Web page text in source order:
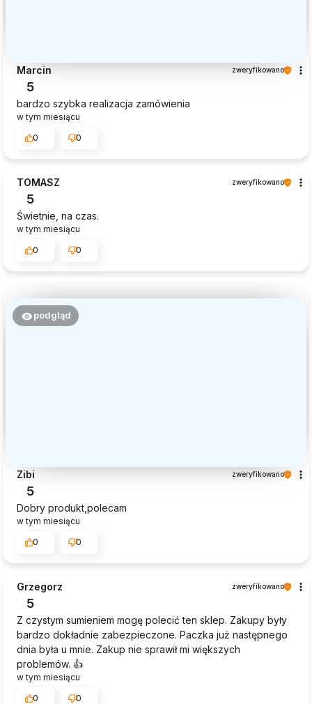
Marcin zweryfikowano
5
bardzo szybka realizacja zamówienia
w tym miesiącu
0
0
TOMASZ zweryfikowano
5
Świetnie, na czas.
w tym miesiącu
0
0
podgląd
Zibi zweryfikowano
5
Dobry produkt,polecam
w tym miesiącu
0
0
Grzegorz zweryfikowano
5
Z czystym sumieniem mogę polecić ten sklep. Zakupy były
bardzo dokładnie zabezpieczone. Paczka już następnego
dnia była u mnie. Zakup nie sprawił mi większych
problemów. 👍️
w tym miesiącu
0
0